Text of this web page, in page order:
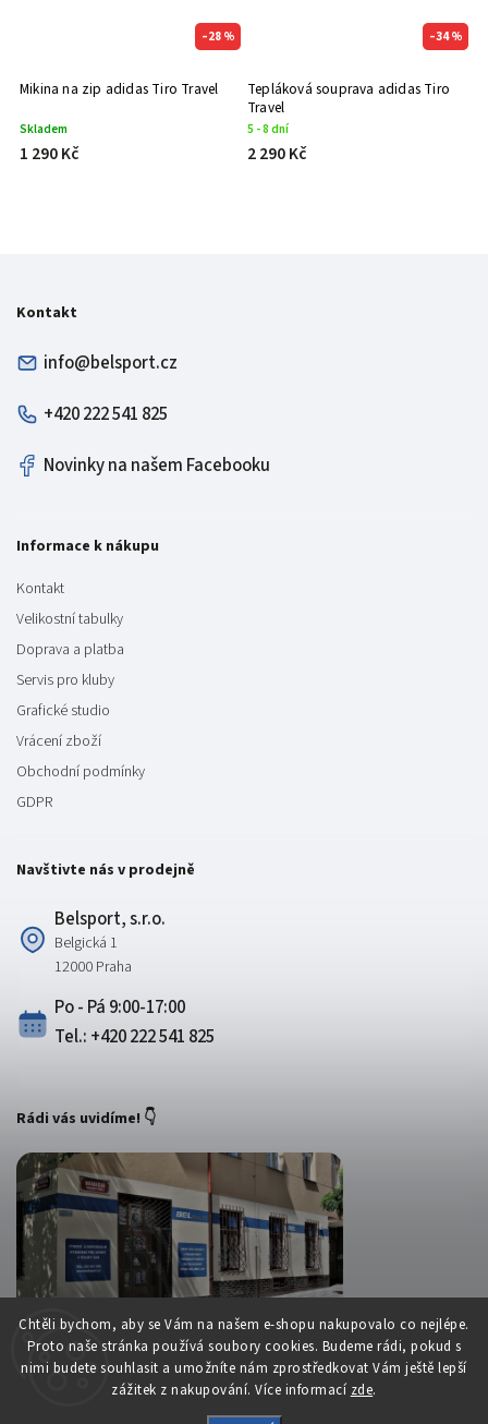
Chtěli bychom, aby se Vám na našem e-shopu nakupovalo co nejlépe.
Proto naše stránka používá soubory cookies. Budeme rádi, pokud s
nimi budete souhlasit a umožníte nám zprostředkovat Vám ještě lepší
zážitek z nakupování. Více informací zde.
–28 %
Mikina na zip adidas Tiro Travel
Skladem
1 290 Kč
–34 %
Tepláková souprava adidas Tiro
Travel
5 - 8 dní
2 290 Kč
Kontakt
info@belsport.cz
+420 222 541 825
Novinky na našem Facebooku
Informace k nákupu
Kontakt
Velikostní tabulky
Doprava a platba
Servis pro kluby
Grafické studio
Vrácení zboží
Obchodní podmínky
GDPR
Navštivte nás v prodejně
Belsport, s.r.o.
Belgická 1
12000 Praha
Po - Pá 9:00-17:00
Tel.: +420 222 541 825
Rádi vás uvidíme! 👇